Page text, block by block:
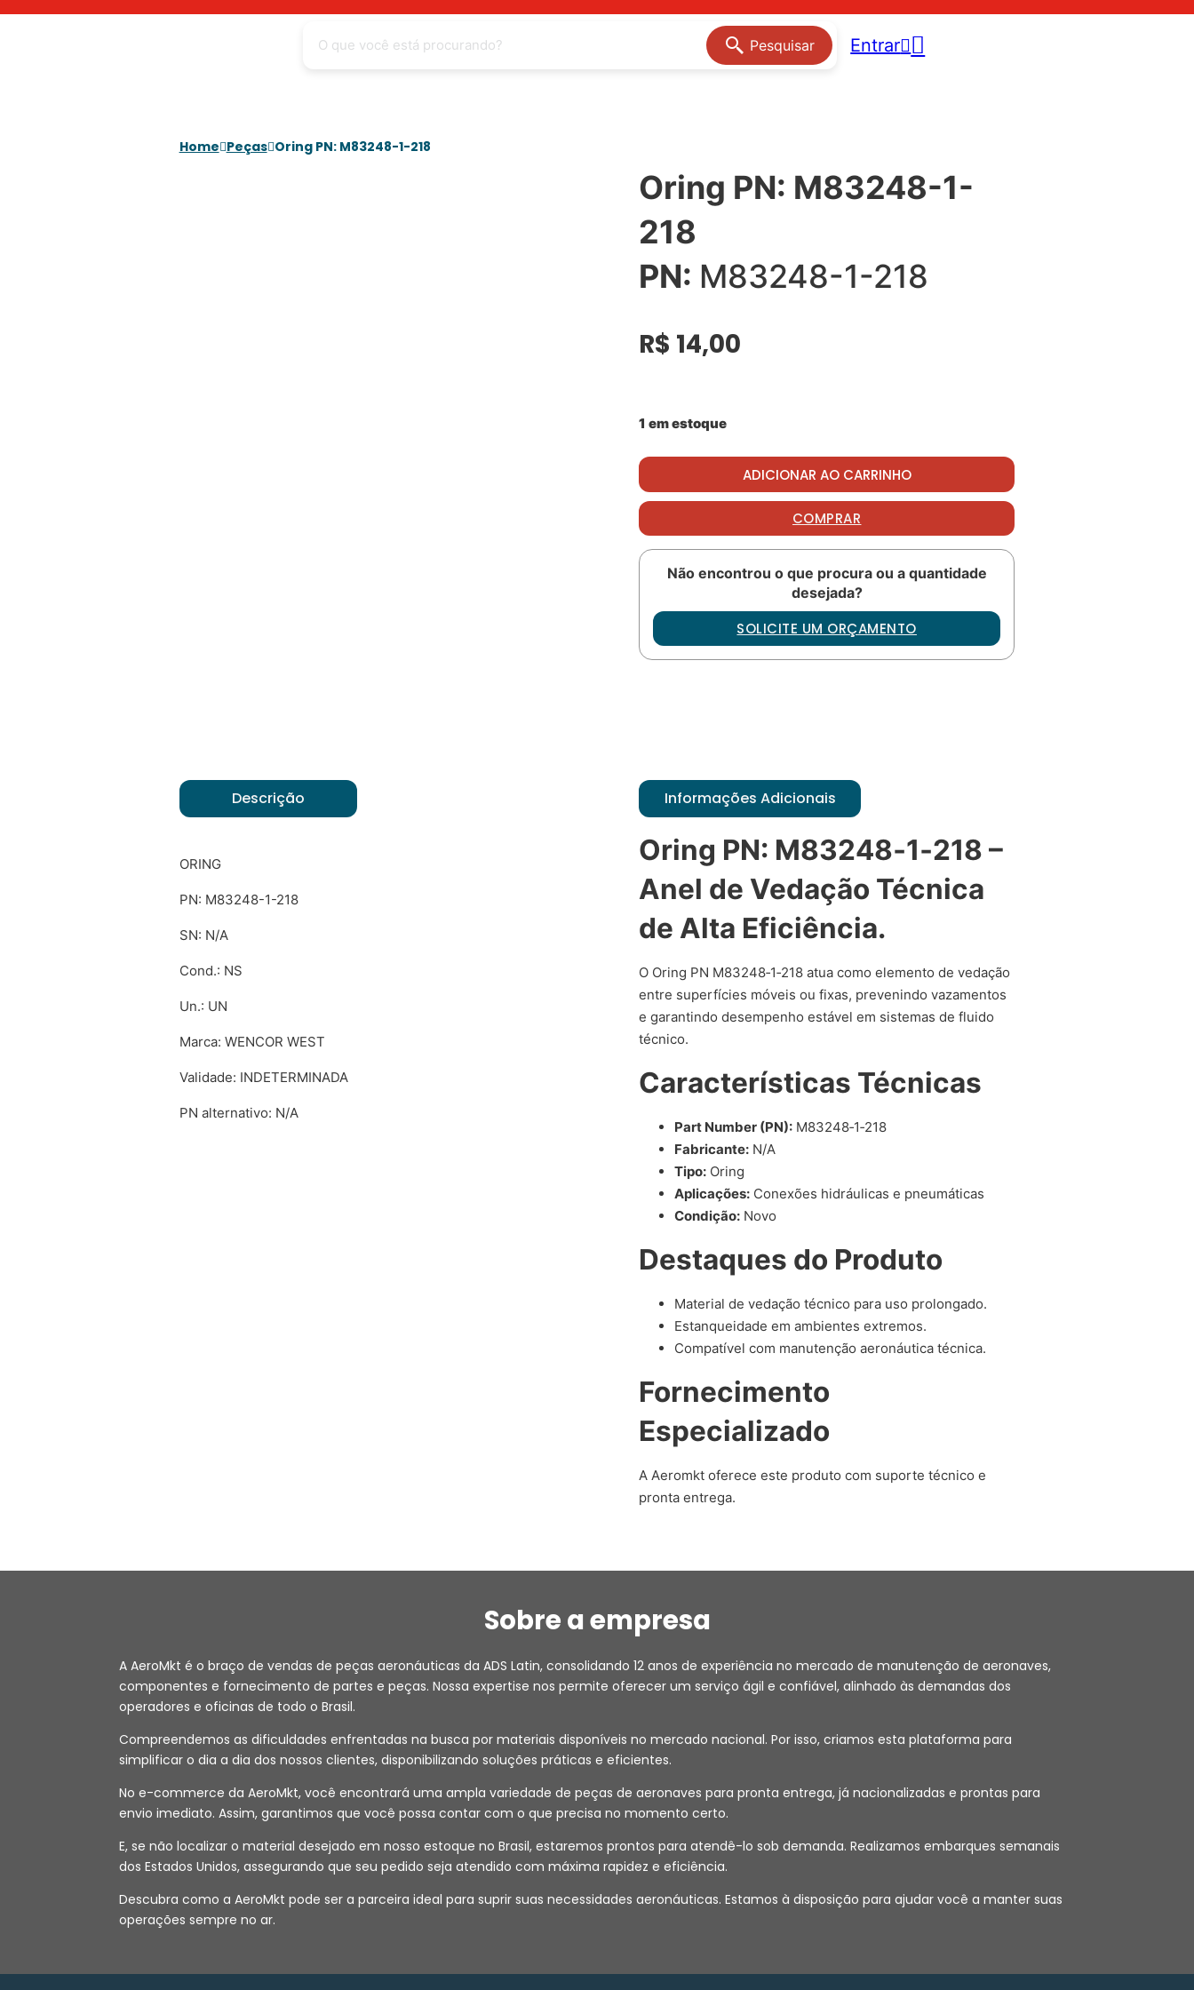
Pesquisar Entrar
Home Peças Oring PN: M83248-1-218
Oring PN: M83248-1-
218
PN: M83248-1-218
R$ 14,00
1 em estoque
Oring PN: M83248-1-218 quantidade
ADICIONAR AO CARRINHO
COMPRAR
Não encontrou o que procura ou a quantidade
desejada?
SOLICITE UM ORÇAMENTO
Descrição
ORING
PN: M83248-1-218
SN: N/A
Cond.: NS
Un.: UN
Marca: WENCOR WEST
Validade: INDETERMINADA
PN alternativo: N/A
Informações Adicionais
Oring PN: M83248‑1‑218 –
Anel de Vedação Técnica
de Alta Eficiência.
O Oring PN M83248‑1‑218 atua como elemento de vedação
entre superfícies móveis ou fixas, prevenindo vazamentos
e garantindo desempenho estável em sistemas de fluido
técnico.
Características Técnicas
Part Number (PN): M83248‑1‑218
Fabricante: N/A
Tipo: Oring
Aplicações: Conexões hidráulicas e pneumáticas
Condição: Novo
Destaques do Produto
Material de vedação técnico para uso prolongado.
Estanqueidade em ambientes extremos.
Compatível com manutenção aeronáutica técnica.
Fornecimento
Especializado
A Aeromkt oferece este produto com suporte técnico e
pronta entrega.
Sobre a empresa
A AeroMkt é o braço de vendas de peças aeronáuticas da ADS Latin, consolidando 12 anos de experiência no mercado de manutenção de aeronaves,
componentes e fornecimento de partes e peças. Nossa expertise nos permite oferecer um serviço ágil e confiável, alinhado às demandas dos
operadores e oficinas de todo o Brasil.
Compreendemos as dificuldades enfrentadas na busca por materiais disponíveis no mercado nacional. Por isso, criamos esta plataforma para
simplificar o dia a dia dos nossos clientes, disponibilizando soluções práticas e eficientes.
No e-commerce da AeroMkt, você encontrará uma ampla variedade de peças de aeronaves para pronta entrega, já nacionalizadas e prontas para
envio imediato. Assim, garantimos que você possa contar com o que precisa no momento certo.
E, se não localizar o material desejado em nosso estoque no Brasil, estaremos prontos para atendê-lo sob demanda. Realizamos embarques semanais
dos Estados Unidos, assegurando que seu pedido seja atendido com máxima rapidez e eficiência.
Descubra como a AeroMkt pode ser a parceira ideal para suprir suas necessidades aeronáuticas. Estamos à disposição para ajudar você a manter suas
operações sempre no ar.